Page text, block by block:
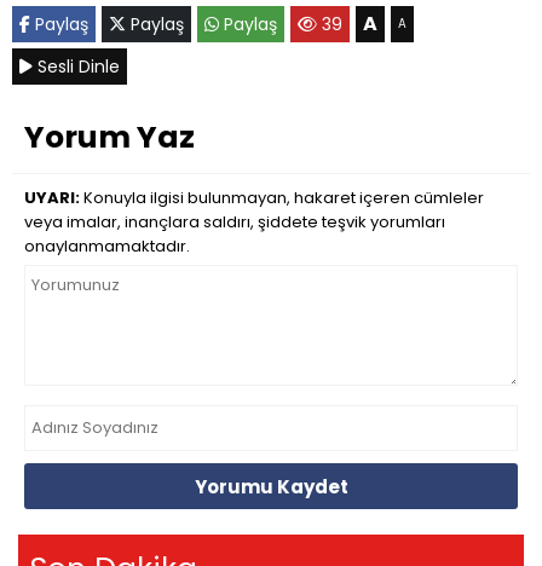
Paylaş Paylaş Paylaş 39 A A
Sesli Dinle
Yorum Yaz
UYARI:Konuyla ilgisi bulunmayan, hakaret içeren cümleler
veya imalar, inançlara saldırı, şiddete teşvik yorumları
onaylanmamaktadır.
Yorumu Kaydet